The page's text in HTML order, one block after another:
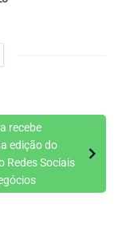
recebe
edição do
Redes Sociais